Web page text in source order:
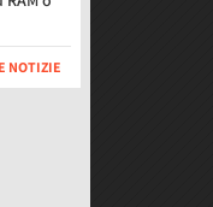
NOTIZIE